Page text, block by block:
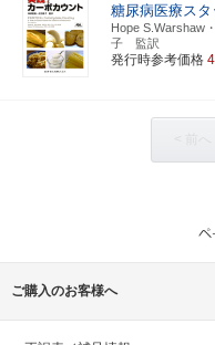
糖尿病医療ス
Hope S.Warshaw
子 監訳
発行時参考価格
ご購入のお客様へ